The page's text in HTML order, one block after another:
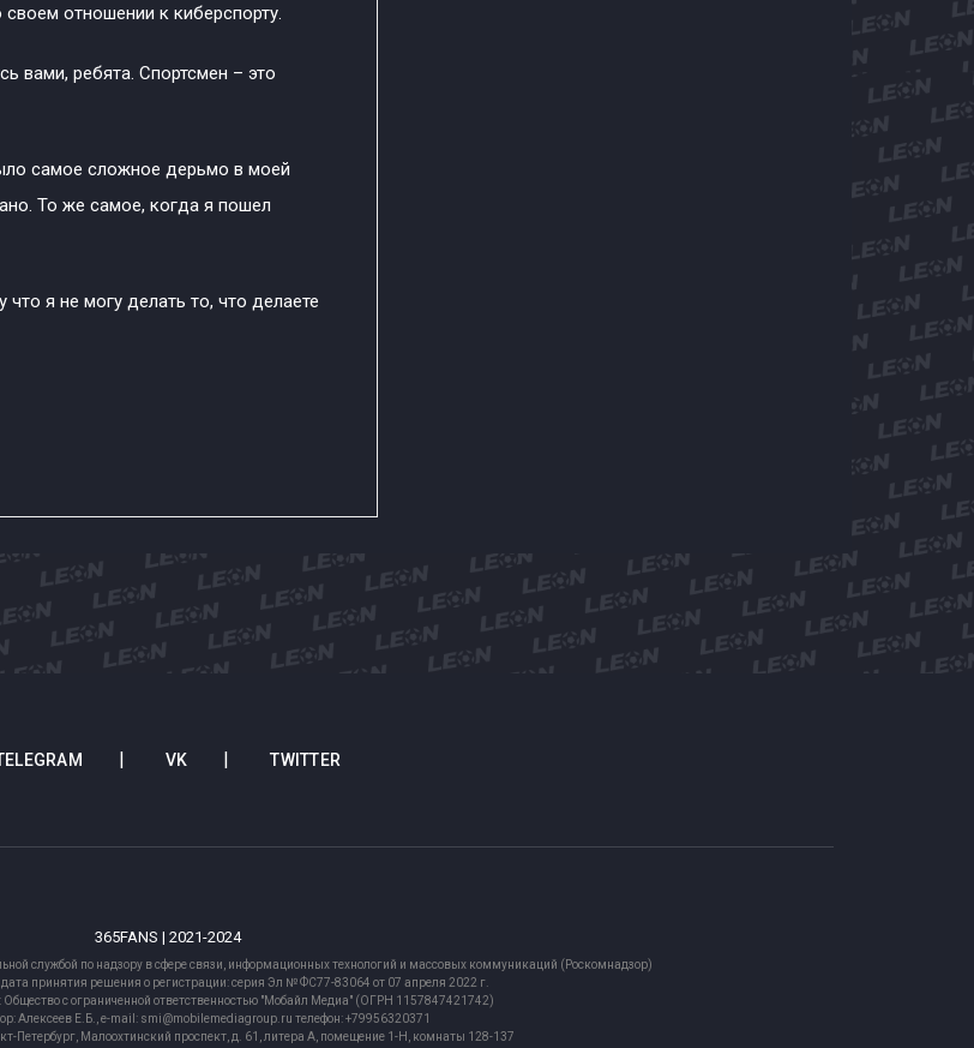
отношении к киберспорту.
вами, ребята. Спортсмен – это
самое сложное дерьмо в моей
То же самое, когда я пошел
я не могу делать то, что делаете
VK TWITTER
365FANS | 2021-2024
службой по надзору в сфере связи, информационных технологий и массовых коммуникаций (Роскомнадзор)
принятия решения о регистрации: серия Эл № ФС77-83064 от 07 апреля 2022 г.
Общество с ограниченной ответственностью "Мобайл Медиа" (ОГРН 1157847421742)
Алексеев Е.Б., e-mail: smi@mobilemediagroup.ru телефон: +79956320371
Петербург, Малоохтинский проспект, д. 61, литера А, помещение 1-Н, комнаты 128-137